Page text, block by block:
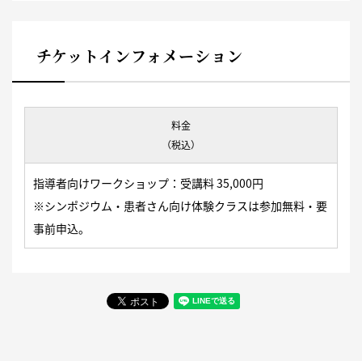
チケットインフォメーション
料金
（税込）
指導者向けワークショップ：受講料 35,000円
※シンポジウム・患者さん向け体験クラスは参加無料・要
事前申込。